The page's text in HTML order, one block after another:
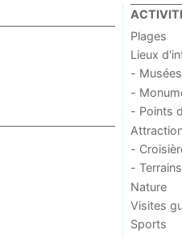
Plages
Lieux
- Musées
-
- Points
-
-
Nature
Visites
Sports